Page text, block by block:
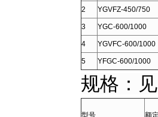
2 YGVFZ-450/750
3 YGC-600/1000
4 YGVFC-600/1000
5 YFGC-600/1000
规格：
型号 额